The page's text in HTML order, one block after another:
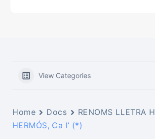
View Categories
Home Docs
RENOMS LLETRA H
HERMÓS, Ca l’ (*)